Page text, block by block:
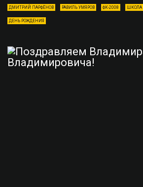
ДМИТРИЙ ПАРФЁНОВ РАВИЛЬ УМЯРОВ ФК-2008 ШКОЛА
ДЕНЬ РОЖДЕНИЯ